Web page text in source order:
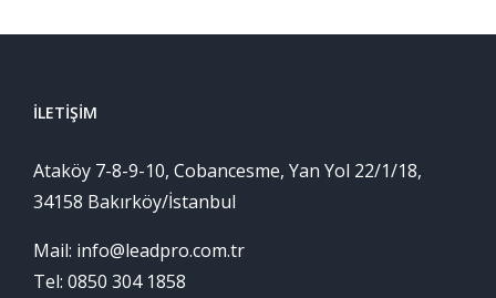
İLETIŞIM
Ataköy 7-8-9-10, Cobancesme, Yan Yol 22/1/18,
34158 Bakırköy/İstanbul
Mail: info@leadpro.com.tr
Tel: 0850 304 1858